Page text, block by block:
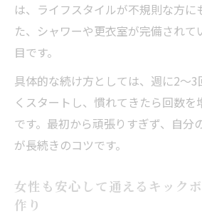
は、ライフスタイルが不規則な方に
た、シャワーや更衣室が完備されて
目です。
具体的な続け方としては、週に2〜
くスタートし、慣れてきたら回数を
です。最初から頑張りすぎず、自分
が長続きのコツです。
女性も安心して通えるキック
作り